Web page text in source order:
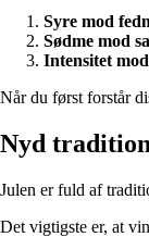
Syre mod
Sødme mod
Intensitet
Når du først forstår
Nyd
Julen er fuld af
Det vigtigste er, at